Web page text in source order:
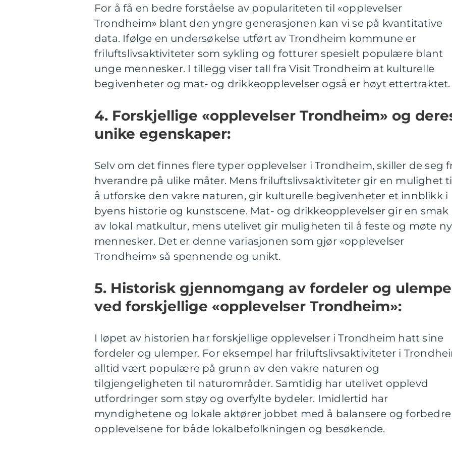
For å få en bedre forståelse av populariteten til «opplevelser
Trondheim» blant den yngre generasjonen kan vi se på kvantitative
data. Ifølge en undersøkelse utført av Trondheim kommune er
friluftslivsaktiviteter som sykling og fotturer spesielt populære blant
unge mennesker. I tillegg viser tall fra Visit Trondheim at kulturelle
begivenheter og mat- og drikkeopplevelser også er høyt ettertraktet.
4. Forskjellige «opplevelser Trondheim» og
unike egenskaper:
Selv om det finnes flere typer opplevelser i Trondheim, skiller de seg
hverandre på ulike måter. Mens friluftslivsaktiviteter gir en mulighet
å utforske den vakre naturen, gir kulturelle begivenheter et innblikk i
byens historie og kunstscene. Mat- og drikkeopplevelser gir en smak
av lokal matkultur, mens utelivet gir muligheten til å feste og møte
mennesker. Det er denne variasjonen som gjør «opplevelser
Trondheim» så spennende og unikt.
5. Historisk gjennomgang av fordeler og
ved forskjellige «opplevelser Trondheim»:
I løpet av historien har forskjellige opplevelser i Trondheim hatt sine
fordeler og ulemper. For eksempel har friluftslivsaktiviteter i
alltid vært populære på grunn av den vakre naturen og
tilgjengeligheten til naturområder. Samtidig har utelivet opplevd
utfordringer som støy og overfylte bydeler. Imidlertid har
myndighetene og lokale aktører jobbet med å balansere og forbedre
opplevelsene for både lokalbefolkningen og besøkende.